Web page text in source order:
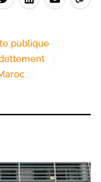
publique